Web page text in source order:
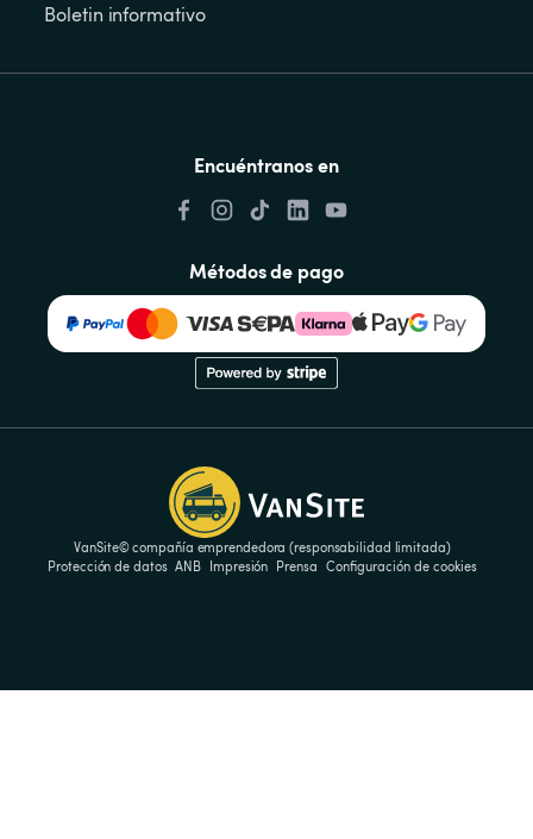
Boletin informativo
Encuéntranos en
Métodos de pago
VanSite© compañía emprendedora (responsabilidad limitada)
Protección de datos ANB Impresión Prensa Configuración de cookies